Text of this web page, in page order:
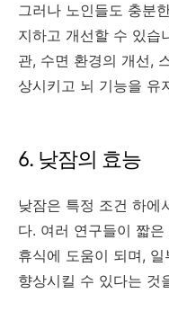
그러나 노인들도 충분
지하고 개선할 수 있습
관, 수면 환경의 개선,
상시키고 뇌 기능을 유
6. 낮잠의 효능
낮잠은 특정 조건 하에
다. 여러 연구들이 짧
휴식에 도움이 되며,
향상시킬 수 있다는 것